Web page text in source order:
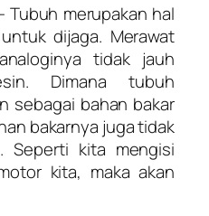
Tubuh merupakan hal
dijaga. Merawat
tidak jauh
Dimana tubuh
sebagai bahan bakar
bakarnya juga tidak
Seperti kita mengisi
kita, maka akan